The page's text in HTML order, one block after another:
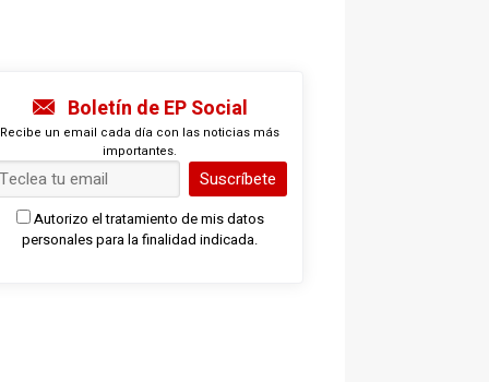
Boletín de EP Social
Recibe un email cada día con las noticias más
importantes.
Suscríbete
Autorizo el tratamiento de mis datos
personales para la finalidad indicada.